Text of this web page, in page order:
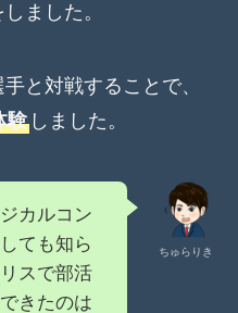
ました。
と対戦することで、
験しました。
ちゅらりき
カルコン
ても知ら
スで部活
きたのは